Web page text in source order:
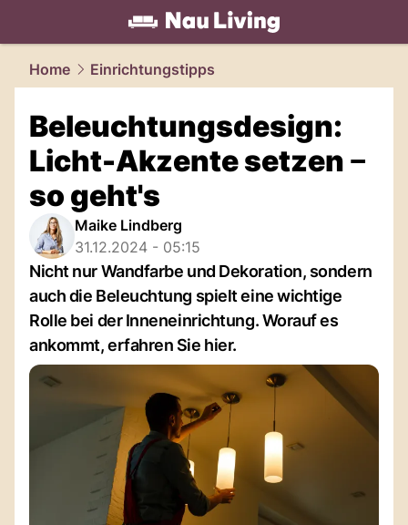
living.NAU.ch
Home Einrichtungstipps
Beleuchtungsdesign:
Licht-Akzente setzen ‒
so geht's
Maike Lindberg
31.12.2024 - 05:15
Nicht nur Wandfarbe und Dekoration, sondern
auch die Beleuchtung spielt eine wichtige
Rolle bei der Inneneinrichtung. Worauf es
ankommt, erfahren Sie hier.